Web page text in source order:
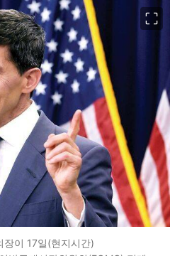
장이 17일(현지시간)